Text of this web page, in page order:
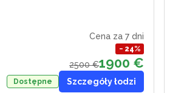
Cena za 7 dni
− 24%
2500 €1900 €
Dostępne Szczegóły łodzi